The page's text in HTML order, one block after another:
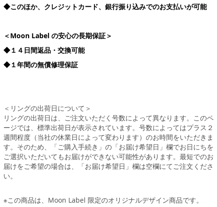
◆このほか、クレジットカード、銀行振り込みでのお支払いが可能
＜Moon Label の安心の長期保証＞
◆１４日間返品・交換可能
◆１年間の無償修理保証
＜リングの出荷日について＞
リングの出荷日は、ご注文いただく号数によって異なります。このペ
ージでは、標準出荷日が表示されています。号数によってはプラス２
週間程度（当社の休業日によって変わります）のお時間をいただきま
す。そのため、「ご購入手続き」の「お届け希望日」欄でお日にちを
ご選択いただいてもお届けができない可能性があります。最短でのお
届けをご希望の場合は、「お届け希望日」欄は空欄にてご注文くださ
い。
※この商品は、Moon Label 限定のオリジナルデザイン商品です。